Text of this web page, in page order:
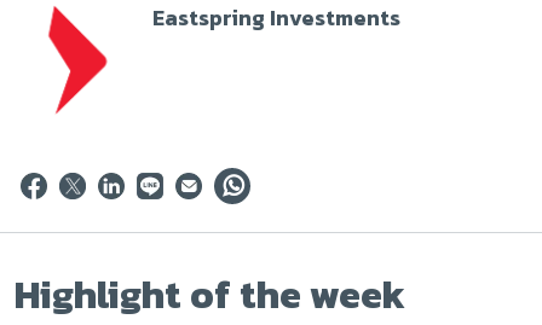
Eastspring Investments
Highlight of the week